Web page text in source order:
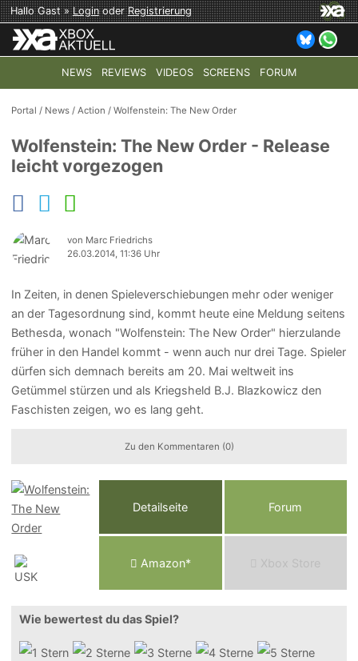
Hallo Gast »LoginoderRegistrierung
NEWS REVIEWS VIDEOS SCREENS FORUM
TOP-THEMEN: COD: MODERN WARFARE 4 HALO:
Portal / News /Action /Wolfenstein: The New Order
Wolfenstein: The New Order - Release
leicht vorgezogen
von Marc Friedrichs
26.03.2014, 11:36 Uhr
In Zeiten, in denen Spieleverschiebungen mehr oder weniger
an der Tagesordnung sind, kommt heute eine Meldung seitens
Bethesda, wonach "Wolfenstein: The New Order" hierzulande
früher in den Handel kommt - wenn auch nur drei Tage. Spieler
dürfen sich demnach bereits am 20. Mai weltweit ins
Getümmel stürzen und als Kriegsheld B.J. Blazkowicz den
Faschisten zeigen, wo es lang geht.
Zu den Kommentaren (0)
Detailseite Forum
Amazon* Xbox Store
Wie bewertest du das Spiel?